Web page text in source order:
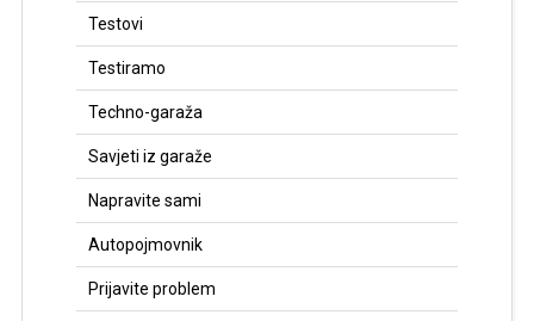
Testovi
Testiramo
Techno-garaža
Savjeti iz garaže
Napravite sami
Autopojmovnik
Prijavite problem